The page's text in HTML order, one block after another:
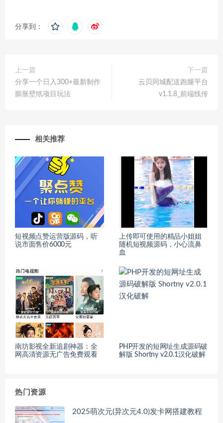
分享到：
上一篇
分享一个日入300+最新制作
膨胀壁纸项目玩法
下一篇
云贝同城配送跑腿平台
v1.1.8_前端线传
相关推荐
短视频点赞运营版源码，听
说市面售价6000元
上传即可使用的精品小姐姐
随机短视频源码，小心流鼻
血
南坊影视全新追剧神器：全
网高清资源无广告免费观看
PHP开发的短网址生成源码破
解版 Shortny v2.0.1汉化破解
热门资源
2025萌次元(异次元4.0)发卡网搭建教程